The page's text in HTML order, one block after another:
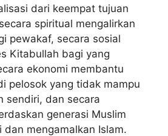
dari keempat tujuan
spiritual mengalirkan
pewakaf, secara sosial
Kitabullah bagi yang
ekonomi membantu
pelosok yang tidak mampu
sendiri, dan secara
generasi Muslim
dan mengamalkan Islam.